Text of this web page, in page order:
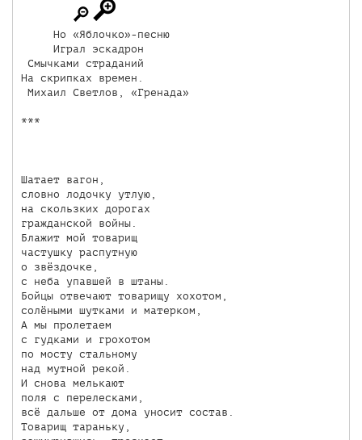
     Но «Яблочко»-песню
     Играл эскадрон
Смычками страданий
На скрипках времен.
Михаил Светлов, «Гренада»
***
Шатает вагон,
словно лодочку утлую,
на скользких дорогах
гражданской войны.
Блажит мой товарищ
частушку распутную
о звёздочке,
с неба упавшей в штаны.
Бойцы отвечают товарищу хохотом,
солёными шутками и матерком,
А мы пролетаем
с гудками и грохотом
по мосту стальному
над мутной рекой.
И снова мелькают
поля с перелесками,
всё дальше от дома уносит состав.
Товарищ тараньку,